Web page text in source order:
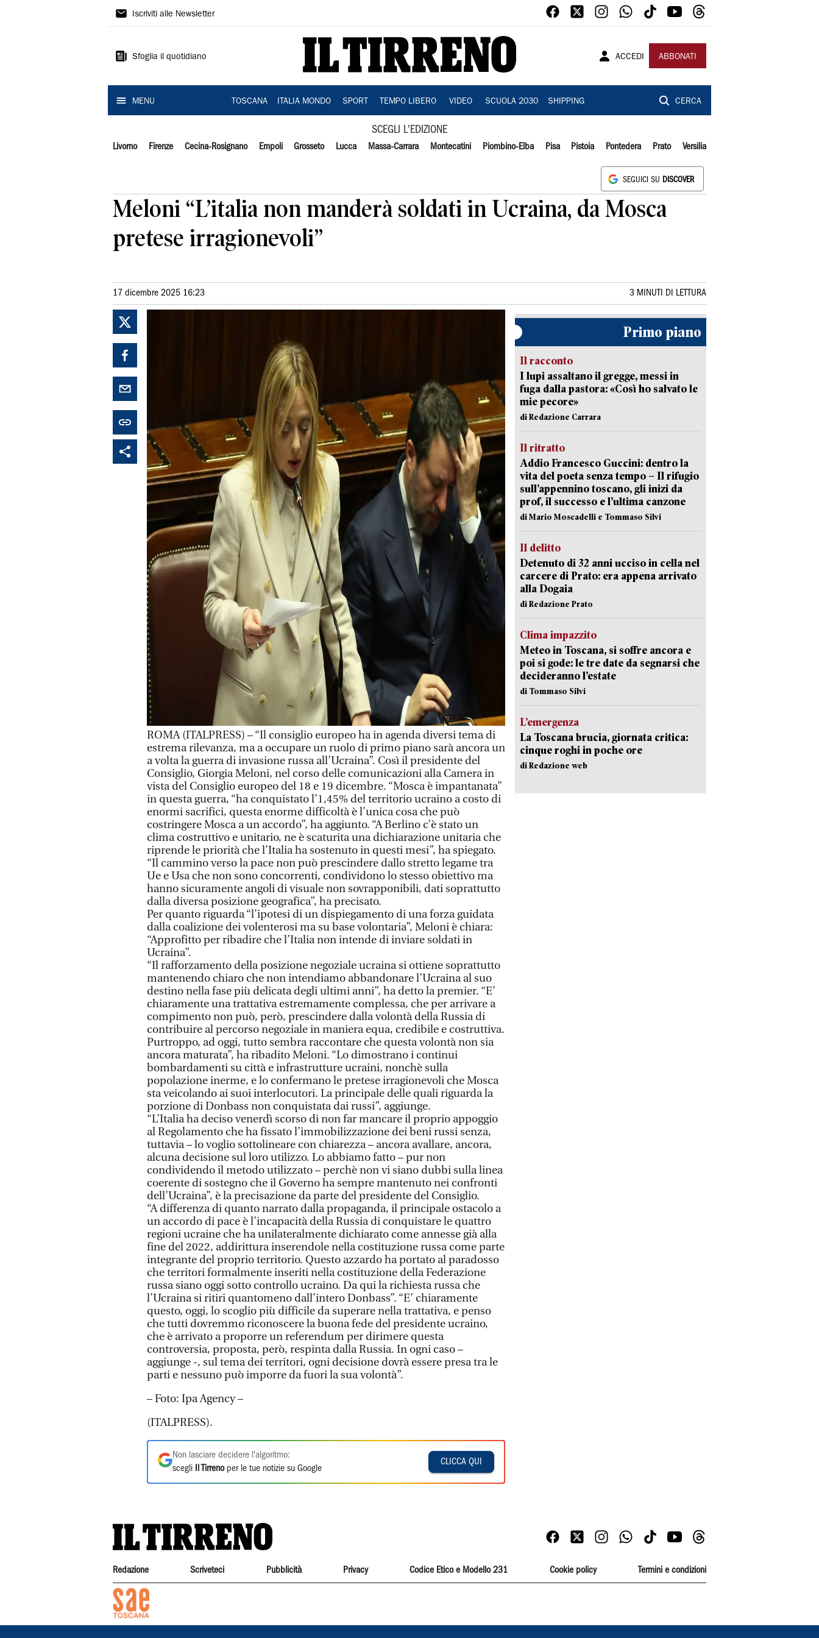
Il
Iscriviti alle Newsletter
Sfoglia il quotidiano ACCEDI ABBONATI
MENU TOSCANA ITALIA MONDO SPORT TEMPO LIBERO VIDEO SCUOLA 2030 SHIPPING CERCA
SCEGLI L'EDIZIONE
Livorno Firenze Cecina-Rosignano Empoli Grosseto Lucca Massa-Carrara Montecatini Piombino-Elba Pisa Pistoia Pontedera Prato Versilia
SEGUICI SU DISCOVER
Meloni “L’italia non manderà soldati in Ucraina, da Mosca
pretese irragionevoli”
17 dicembre 2025 16:23 3 MINUTI DI LETTURA
ROMA (ITALPRESS) – “Il consiglio europeo ha in agenda diversi tema di
estrema rilevanza, ma a occupare un ruolo di primo piano sarà ancora un
a volta la guerra di invasione russa all’Ucraina”. Così il presidente del
Consiglio, Giorgia Meloni, nel corso delle comunicazioni alla Camera in
vista del Consiglio europeo del 18 e 19 dicembre. “Mosca è impantanata”
in questa guerra, “ha conquistato l’1,45% del territorio ucraino a costo di
enormi sacrifici, questa enorme difficoltà è l’unica cosa che può
costringere Mosca a un accordo”, ha aggiunto. “A Berlino c’è stato un
clima costruttivo e unitario, ne è scaturita una dichiarazione unitaria che
riprende le priorità che l’Italia ha sostenuto in questi mesi”, ha spiegato.
“Il cammino verso la pace non può prescindere dallo stretto legame tra
Ue e Usa che non sono concorrenti, condividono lo stesso obiettivo ma
hanno sicuramente angoli di visuale non sovrapponibili, dati soprattutto
dalla diversa posizione geografica”, ha precisato.
Per quanto riguarda “l’ipotesi di un dispiegamento di una forza guidata
dalla coalizione dei volenterosi ma su base volontaria”, Meloni è chiara:
“Approfitto per ribadire che l’Italia non intende di inviare soldati in
Ucraina”.
“Il rafforzamento della posizione negoziale ucraina si ottiene soprattutto
mantenendo chiaro che non intendiamo abbandonare l’Ucraina al suo
destino nella fase più delicata degli ultimi anni”, ha detto la premier. “E’
chiaramente una trattativa estremamente complessa, che per arrivare a
compimento non può, però, prescindere dalla volontà della Russia di
contribuire al percorso negoziale in maniera equa, credibile e costruttiva.
Purtroppo, ad oggi, tutto sembra raccontare che questa volontà non sia
ancora maturata”, ha ribadito Meloni. “Lo dimostrano i continui
bombardamenti su città e infrastrutture ucraini, nonchè sulla
popolazione inerme, e lo confermano le pretese irragionevoli che Mosca
sta veicolando ai suoi interlocutori. La principale delle quali riguarda la
porzione di Donbass non conquistata dai russi”, aggiunge.
“L’Italia ha deciso venerdì scorso di non far mancare il proprio appoggio
al Regolamento che ha fissato l’immobilizzazione dei beni russi senza,
tuttavia – lo voglio sottolineare con chiarezza – ancora avallare, ancora,
alcuna decisione sul loro utilizzo. Lo abbiamo fatto – pur non
condividendo il metodo utilizzato – perchè non vi siano dubbi sulla linea
coerente di sostegno che il Governo ha sempre mantenuto nei confronti
dell’Ucraina”, è la precisazione da parte del presidente del Consiglio.
“A differenza di quanto narrato dalla propaganda, il principale ostacolo a
un accordo di pace è l’incapacità della Russia di conquistare le quattro
regioni ucraine che ha unilateralmente dichiarato come annesse già alla
fine del 2022, addirittura inserendole nella costituzione russa come parte
integrante del proprio territorio. Questo azzardo ha portato al paradosso
che territori formalmente inseriti nella costituzione della Federazione
russa siano oggi sotto controllo ucraino. Da qui la richiesta russa che
l’Ucraina si ritiri quantomeno dall’intero Donbass”. “E’ chiaramente
questo, oggi, lo scoglio più difficile da superare nella trattativa, e penso
che tutti dovremmo riconoscere la buona fede del presidente ucraino,
che è arrivato a proporre un referendum per dirimere questa
controversia, proposta, però, respinta dalla Russia. In ogni caso –
aggiunge -, sul tema dei territori, ogni decisione dovrà essere presa tra le
parti e nessuno può imporre da fuori la sua volontà”.
– Foto: Ipa Agency –
(ITALPRESS).
Non lasciare decidere l'algoritmo:
scegli
Il Tirrenoper le tue notizie su Google
CLICCA QUI
Primo piano
Il racconto
I lupi assaltano il gregge, messi in
fuga dalla pastora: «Così ho salvato le
mie pecore»
di Redazione Carrara
Il ritratto
Addio Francesco Guccini: dentro la
vita del poeta senza tempo – Il rifugio
sull’appennino toscano, gli inizi da
prof, il successo e l’ultima canzone
di Mario Moscadelli e Tommaso Silvi
Il delitto
Detenuto di 32 anni ucciso in cella nel
carcere di Prato: era appena arrivato
alla Dogaia
di Redazione Prato
Clima impazzito
Meteo in Toscana, si soffre ancora e
poi si gode: le tre date da segnarsi che
decideranno l’estate
di Tommaso Silvi
L’emergenza
La Toscana brucia, giornata critica:
cinque roghi in poche ore
di Redazione web
Redazione Scriveteci Pubblicità Privacy Codice Etico e Modello 231 Cookie policy Termini e condizioni